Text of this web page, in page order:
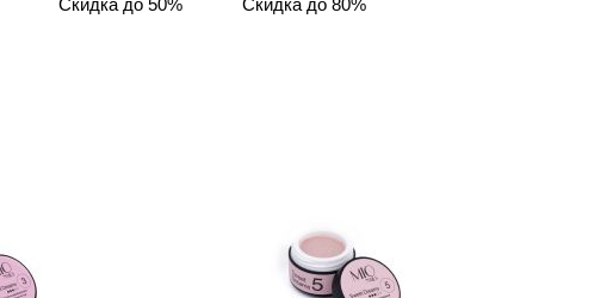
Скидка до 50% Скидка до 80%